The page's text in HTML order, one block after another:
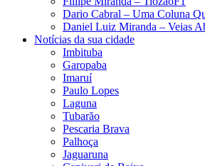
Dario Cabral – Uma Coluna
Daniel Luiz Miranda – Veias
Notícias da sua cidade
Imbituba
Garopaba
Imaruí
Paulo Lopes
Laguna
Tubarão
Pescaria Brava
Palhoça
Jaguaruna